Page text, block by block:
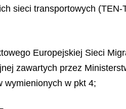
sieci transportowych (TEN-
Europejskiej Sieci
zawartych przez
wymienionych w pkt 4;